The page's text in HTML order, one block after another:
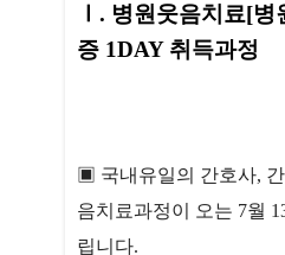
Ⅰ. 병원웃음치료[병
증 1DAY 취득과정
▣ 국내유일의 간호사,
음치료과정이 오는 7월
립니다.